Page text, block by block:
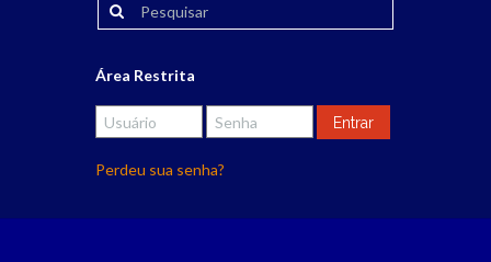
Área Restrita
Perdeu sua senha?